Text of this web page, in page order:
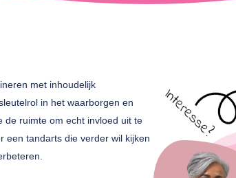
met inhoudelijk
in het waarborgen en
de ruimte om echt invloed uit te
een tandarts die verder wil kijken